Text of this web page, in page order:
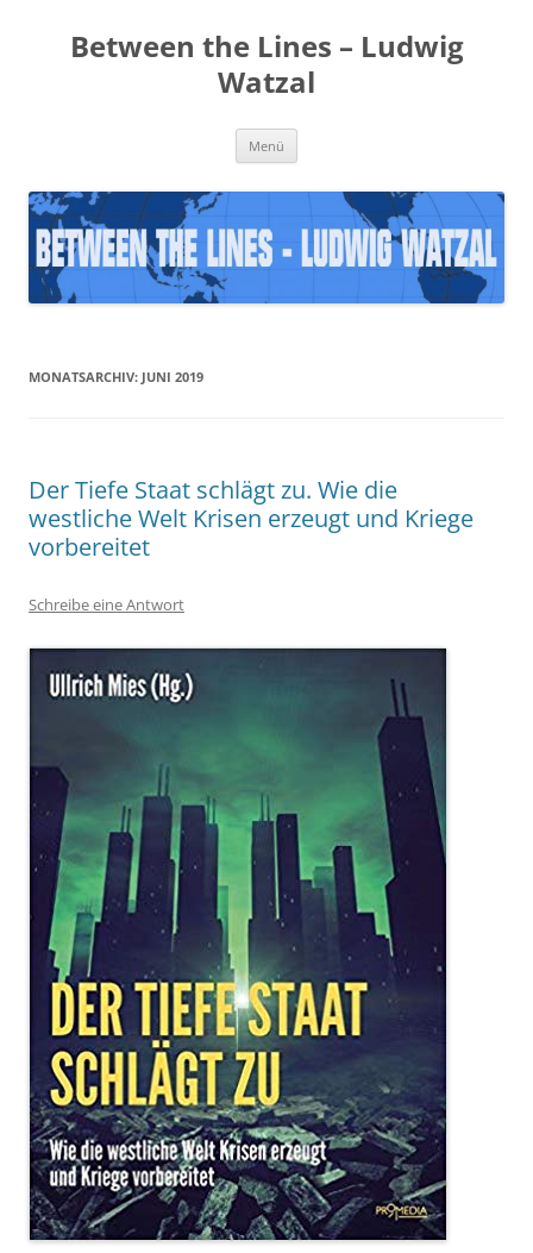
springenBetween the Lines – Ludwig
Watzal
Menü
MONATSARCHIV: JUNI 2019
Der Tiefe Staat schlägt zu. Wie die
westliche Welt Krisen erzeugt und Kriege
vorbereitet
Schreibe eine Antwort